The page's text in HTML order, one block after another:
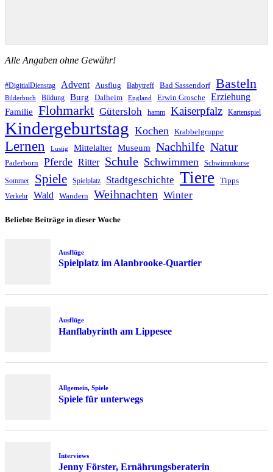
Alle Angaben ohne Gewähr!
#DigitialDienstag Advent Ausflug Babytreff Bad Sassendorf Basteln
Bilderbuch Bildung Burg Dalheim England Erwin Grosche Erziehung
Familie Flohmarkt Gütersloh hamm Kaiserpfalz Kartenspiel
Kindergeburtstag Kochen Krabbelgruppe
Lernen Lustig Mittelalter Museum Nachhilfe Natur
Paderborn Pferde Ritter Schule Schwimmen Schwimmkurse
Sommer Spiele Spielplatz Stadtgeschichte Tiere Tipps
Verkehr Wald Wandern Weihnachten Winter
Beliebte Beiträge in dieser Woche
Ausflüge
Spielplatz im Alanbrooke-Quartier
Ausflüge
Hanflabyrinth am Lippesee
Allgemein, Spiele
Spiele für unterwegs
Interviews
Jenny Förster, Ernährungsberaterin